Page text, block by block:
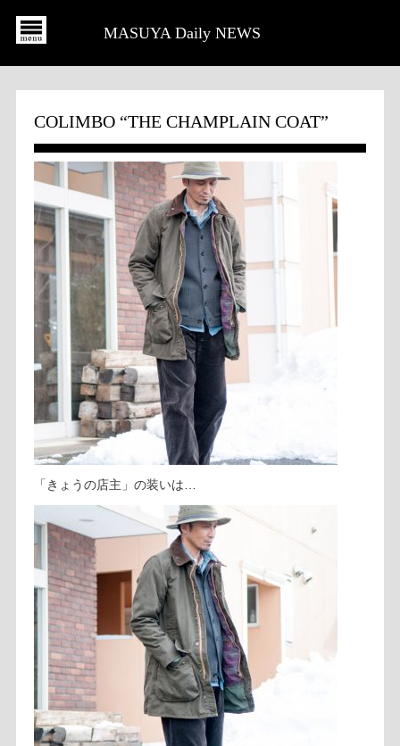
MASUYA Daily NEWS
COLIMBO “THE CHAMPLAIN COAT”
「きょうの店主」の装いは…